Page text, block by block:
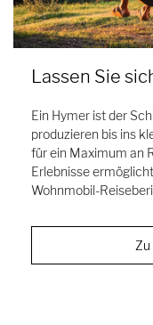
Lassen Sie
Ein Hymer ist der
produzieren bis ins
für ein Maximum an
Erlebnisse
Wohnmobil-